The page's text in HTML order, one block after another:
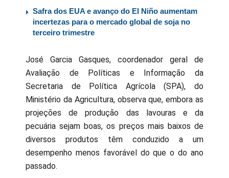
Safra dos EUA e avanço do El Niño aumentam
incertezas para o mercado global de soja no
terceiro trimestre
José Garcia Gasques, coordenador geral de
Avaliação de Políticas e Informação da
Secretaria de Política Agrícola (SPA), do
Ministério da Agricultura, observa que, embora as
projeções de produção das lavouras e da
pecuária sejam boas, os preços mais baixos de
diversos produtos têm conduzido a um
desempenho menos favorável do que o do ano
passado.